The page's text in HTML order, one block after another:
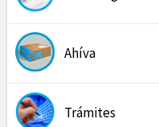
Ahíva
Trámites